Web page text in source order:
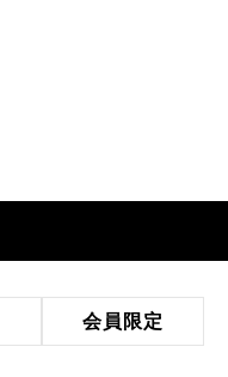
会員限定